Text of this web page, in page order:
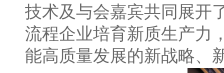
技术及与会嘉宾共同展开
流程企业培育新质生产力
能高质量发展的新战略、